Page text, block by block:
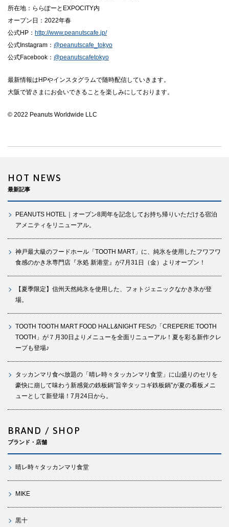
所在地：ららぽーとEXPOCITY内
オープン日：2022年春
公式HP： http://www.peanutscafe.jp/
公式Instagram： @peanutscafe_tokyo
公式Facebook： @peanutscafetokyo
最新情報はHPやインスタグラムで随時配信していきます。
大阪で皆さまにお会いできることを楽しみにしております。
© 2022 Peanuts Worldwide LLC
HOT NEWS
最新記事
PEANUTS HOTEL｜オープン8周年を記念してお持ち帰りいただける宿泊
アメニティをリニューアル。
神戸最大級のフードホール「TOOTH MART」に、純氷を使用したフワフワ
食感のかき氷専門店『氷処 新港堂』が7月31日（金）よりオープン！
【夏季限定】信州天然純氷を使用した、フォトジェニックなかき氷が登
場。
TOOTH TOOTH MART FOOD HALL&NIGHT FESの「CREPERIE TOOTH
TOOTH」が７月30日よりメニューを全面リニューアル！夏を彩る新作クレ
ープも登場♪
タッカンマリ食べ放題の「晴レ時々タッカンマリ食堂」に山盛りのセリを
豪快に崩して味わう新感覚の鉄板鍋”旨辛タッコギ鉄板鍋”が夏の看板メニ
ューとして新登場！7月24日から。
BRAND / SHOP
ブランド・店舗
晴レ時々タッカンマリ食堂
MIKE
黒十